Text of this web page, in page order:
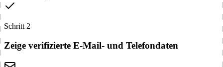
Schritt 2
Zeige verifizierte E-Mail- und Telefondaten